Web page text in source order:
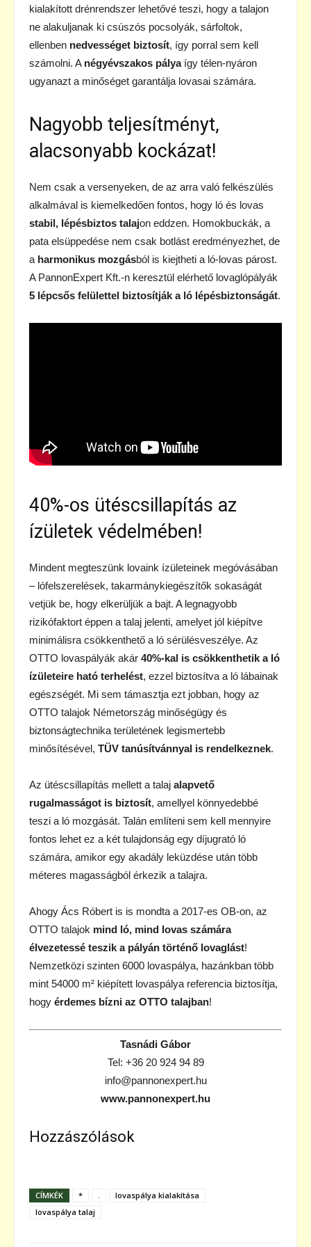
kialakított drénrendszer lehetővé teszi, hogy a talajon
ne alakuljanak ki csúszós pocsolyák, sárfoltok,
ellenben nedvességet biztosít, így porral sem kell
számolni. A négyévszakos pályaígy télen-nyáron
ugyanazt a minőséget garantálja lovasai számára.
Nagyobb teljesítményt,
alacsonyabb kockázat!
Nem csak a versenyeken, de az arra való felkészülés
alkalmával is kiemelkedően fontos, hogy ló és lovas
stabil, lépésbiztos talajon eddzen. Homokbuckák, a
pata elsüppedése nem csak botlást eredményezhet, de
a harmonikus mozgásból is kiejtheti a ló-lovas párost.
A PannonExpert Kft.-n keresztül elérhető lovaglópályák
5 lépcsős felülettel biztosítják a ló lépésbiztonságát.
40%-os ütéscsillapítás az
ízületek védelmében!
Mindent megteszünk lovaink ízületeinek megóvásában
– lófelszerelések, takarmánykiegészítők sokaságát
vetjük be, hogy elkerüljük a bajt. A legnagyobb
rizikófaktort éppen a talaj jelenti, amelyet jól kiépítve
minimálisra csökkenthető a ló sérülésveszélye. Az
OTTO lovaspályák akár 40%-kal is csökkenthetik a ló
ízületeire ható terhelést, ezzel biztosítva a ló lábainak
egészségét. Mi sem támasztja ezt jobban, hogy az
OTTO talajok Németország minőségügy és
biztonságtechnika területének legismertebb
minősítésével, TÜV tanúsítvánnyal is rendelkeznek.
Az ütéscsillapítás mellett a talaj alapvető
rugalmasságot is biztosít, amellyel könnyedebbé
teszi a ló mozgását. Talán említeni sem kell mennyire
fontos lehet ez a két tulajdonság egy díjugrató ló
számára, amikor egy akadály leküzdése után több
méteres magasságból érkezik a talajra.
Ahogy Ács Róbert is is mondta a 2017-es OB-on, az
OTTO talajok mind ló, mind lovas számára
élvezetessé teszik a pályán történő lovaglást!
Nemzetközi szinten 6000 lovaspálya, hazánkban több
mint 54000 m² kiépített lovaspálya referencia biztosítja,
hogy érdemes bízni az OTTO talajban!
Tasnádi Gábor
Tel: +36 20 924 94 89
info@pannonexpert.hu
www.pannonexpert.hu
Hozzászólások
CÍMKÉK * .
lovaspálya kialakítása
lovaspálya talaj